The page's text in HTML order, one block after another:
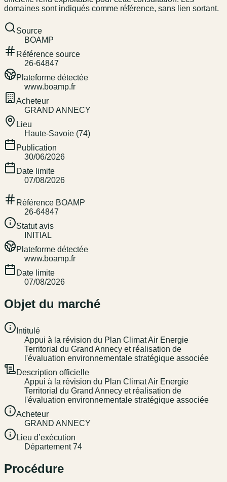
domaines sont indiqués comme référence, sans lien sortant.
Source
BOAMP
Référence source
26-64847
Plateforme détectée
www.boamp.fr
Acheteur
GRAND ANNECY
Lieu
Haute-Savoie (74)
Publication
30/06/2026
Date limite
07/08/2026
Référence BOAMP
26-64847
Statut avis
INITIAL
Plateforme détectée
www.boamp.fr
Date limite
07/08/2026
Objet du marché
Intitulé
Appui à la révision du Plan Climat Air Energie
Territorial du Grand Annecy et réalisation de
l'évaluation environnementale stratégique associée
Description officielle
Appui à la révision du Plan Climat Air Energie
Territorial du Grand Annecy et réalisation de
l'évaluation environnementale stratégique associée
Acheteur
GRAND ANNECY
Lieu d’exécution
Département 74
Procédure